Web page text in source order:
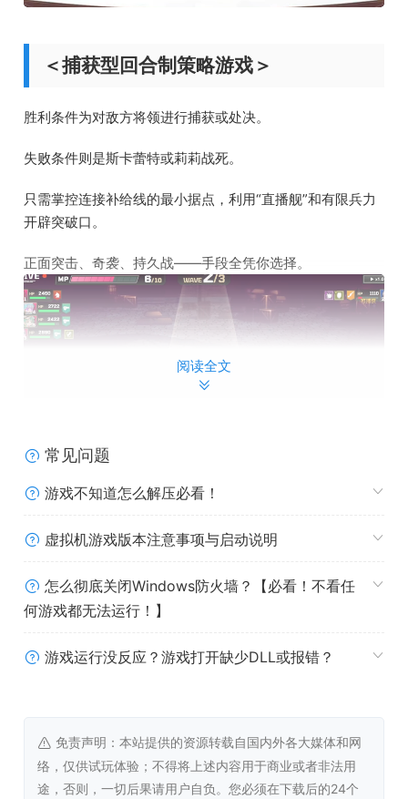
＜捕获型回合制策略游戏＞
胜利条件为对敌方将领进行捕获或处决。
失败条件则是斯卡蕾特或莉莉战死。
只需掌控连接补给线的最小据点，利用“直播舰”和有限兵力
开辟突破口。
正面突击、奇袭、持久战——手段全凭你选择。
补给——不论是敌军还是我方都是如此。
是转机所在。
不要被敌人的动向迷惑了！
阅读全文
常见问题
游戏不知道怎么解压必看！
虚拟机游戏版本注意事项与启动说明
怎么彻底关闭Windows防火墙？【必看！不看任
何游戏都无法运行！】
游戏运行没反应？游戏打开缺少DLL或报错？
免责声明：本站提供的资源转载自国内外各大媒体和网
络，仅供试玩体验；不得将上述内容用于商业或者非法用
途，否则，一切后果请用户自负。您必须在下载后的24个